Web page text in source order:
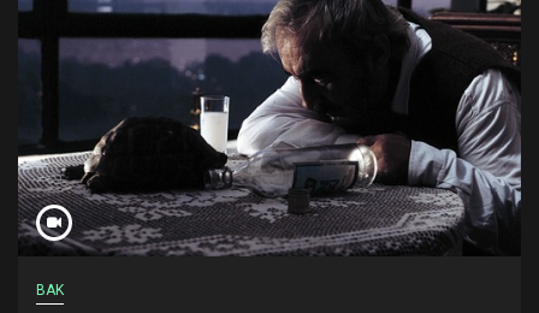
BAK